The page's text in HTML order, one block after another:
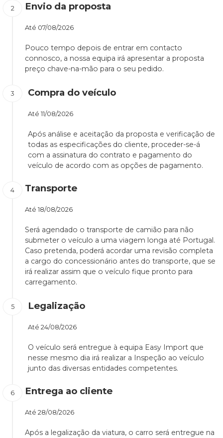
Envio da proposta
Até 07/08/2026
Pouco tempo depois de entrar em contacto
connosco, a nossa equipa irá apresentar a proposta
preço chave-na-mão para o seu pedido.
Compra do veículo
Até 11/08/2026
Após análise e aceitação da proposta e verificação de
todas as especificações do cliente, proceder-se-á
com a assinatura do contrato e pagamento do
veículo de acordo com as opções de pagamento.
Transporte
Até 18/08/2026
Será agendado o transporte de camião para não
submeter o veículo a uma viagem longa até Portugal.
Caso pretenda, poderá acordar uma revisão completa
a cargo do concessionário antes do transporte, que se
irá realizar assim que o veículo fique pronto para
carregamento.
Legalização
Até 24/08/2026
O veículo será entregue à equipa Easy Import que
nesse mesmo dia irá realizar a Inspeção ao veículo
junto das diversas entidades competentes.
Entrega ao cliente
Até 28/08/2026
Após a legalização da viatura, o carro será entregue na